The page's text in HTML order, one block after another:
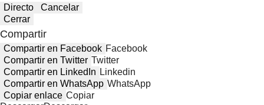
Directo
Cancelar
Cerrar
Compartir
Compartir en Facebook Facebook
Compartir en Twitter Twitter
Compartir en LinkedIn Linkedin
Compartir en WhatsApp WhatsApp
Copiar enlace Copiar